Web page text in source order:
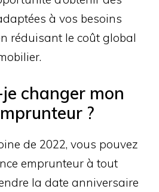
à vos besoins
réduisant le coût global
changer mon
?
de 2022, vous pouvez
emprunteur à tout
la date anniversaire